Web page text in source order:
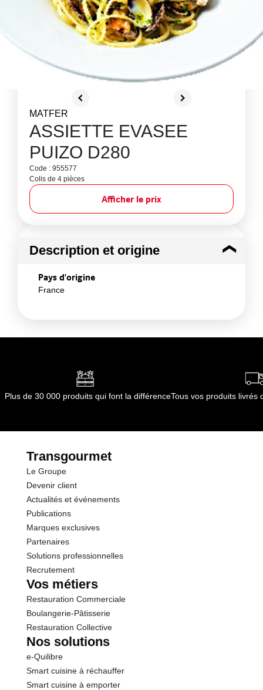
MATFER
ASSIETTE EVASEE
PUIZO D280
Code : 955577
Colis de 4 pièces
Afficher le prix
Description et origine
Pays d'origine
France
Plus de 30 000 produits qui font la différenceTous vos produits livrés
Transgourmet
Le Groupe
Devenir client
Actualités et événements
Publications
Marques exclusives
Partenaires
Solutions professionnelles
Recrutement
Vos métiers
Restauration Commerciale
Boulangerie-Pâtisserie
Restauration Collective
Nos solutions
e-Quilibre
Smart cuisine à réchauffer
Smart cuisine à emporter